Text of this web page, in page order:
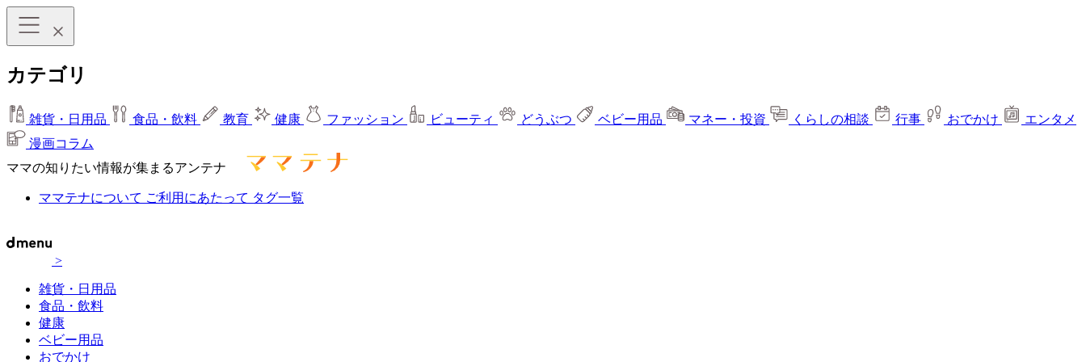
カテゴリ
雑貨・日用品 食品・飲料 教育 健康 ファッション ビューティ どうぶつ ベビー用品 マネー・投資 くらしの相談 行事 おでかけ
エンタメ
漫画コラム
ママの知りたい情報が集まるアンテナ
ママテナについて ご利用にあたって タグ一覧
>
雑貨・日用品
食品・飲料
健康
ベビー用品
おでかけ